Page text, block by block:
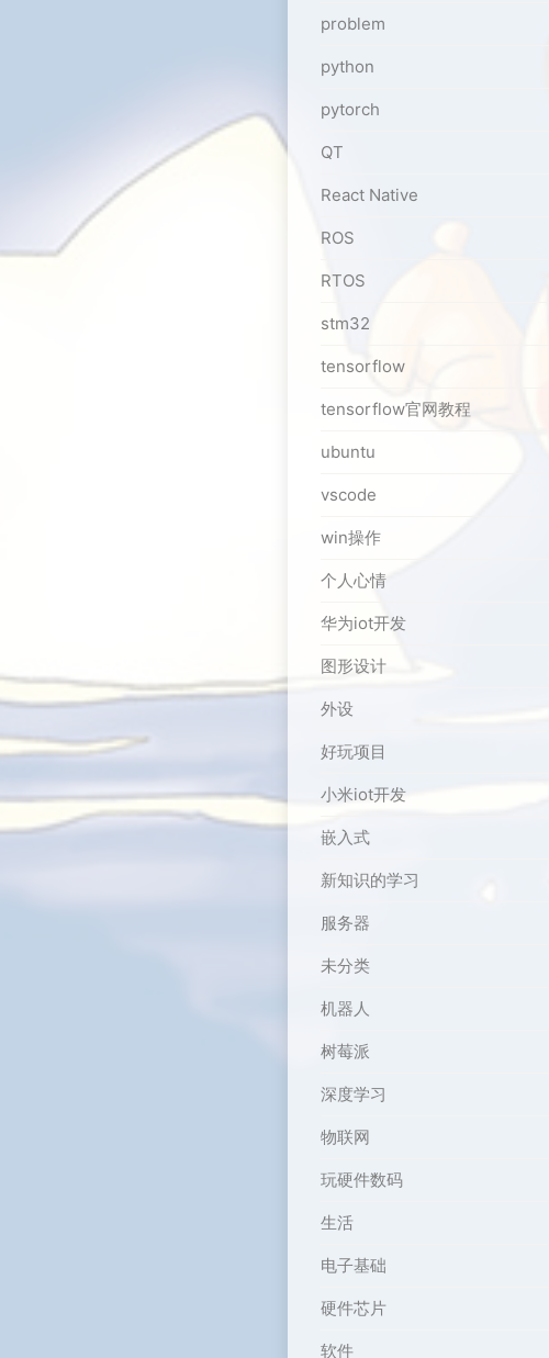
problem
python
pytorch
QT
React Native
ROS
RTOS
stm32
tensorflow
tensorflow官网教程
ubuntu
vscode
win操作
个人心情
华为iot开发
图形设计
外设
好玩项目
小米iot开发
嵌入式
新知识的学习
服务器
未分类
机器人
树莓派
深度学习
物联网
玩硬件数码
生活
电子基础
硬件芯片
软件